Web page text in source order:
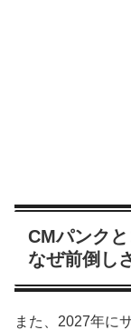
CMパンク
なぜ前倒し
また、2027年に